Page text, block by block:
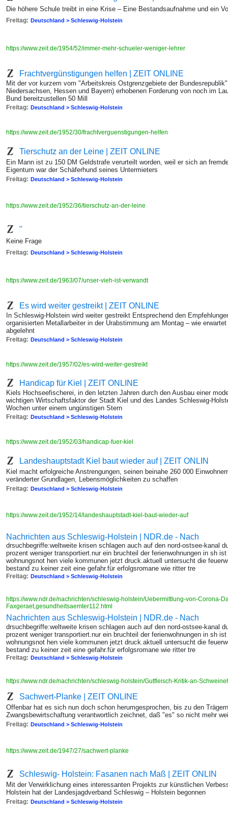
Die höhere Schule treibt in eine Krise – Eine Bestandsaufnahme und ein
Freitag: Deutschland > Schleswig-Holstein
https://www.zeit.de/1954/52/immer-mehr-schueler-weniger-lehrer
Frachtvergünstigungen helfen | ZEIT ONLINE
Mit der vor kurzem vom "Arbeitskreis Ostgrenzgebiete der
Niedersachsen, Hessen und Bayern) erhobenen Forderung von noch im
Bund bereitzustellen 50 Mill
Freitag: Deutschland > Schleswig-Holstein
https://www.zeit.de/1952/30/frachtverguenstigungen-helfen
Tierschutz an der Leine | ZEIT ONLINE
Ein Mann ist zu 150 DM Geldstrafe verurteilt worden, weil er sich an
Eigentum war der Schäferhund seines Untermieters
Freitag: Deutschland > Schleswig-Holstein
https://www.zeit.de/1952/36/tierschutz-an-der-leine
"
Keine Frage
Freitag: Deutschland > Schleswig-Holstein
https://www.zeit.de/1963/07/unser-vieh-ist-verwandt
Es wird weiter gestreikt | ZEIT ONLINE
In Schleswig-Holstein wird weiter gestreikt Entsprechend den
organisierten Metallarbeiter in der Urabstimmung am Montag – wie
abgelehnt
Freitag: Deutschland > Schleswig-Holstein
https://www.zeit.de/1957/02/es-wird-weiter-gestreikt
Handicap für Kiel | ZEIT ONLINE
Kiels Hochseefischerei, in den letzten Jahren durch den Ausbau einer
wichtigen Wirtschaftsfaktor der Stadt Kiel und des Landes Schleswig-
Wochen unter einem ungünstigen Stern
Freitag: Deutschland > Schleswig-Holstein
https://www.zeit.de/1952/03/handicap-fuer-kiel
Landeshauptstadt Kiel baut wieder auf | ZEIT ONLIN
Kiel macht erfolgreiche Anstrengungen, seinen beinahe 260 000
veränderter Grundlagen, Lebensmöglichkeiten zu schaffen
Freitag: Deutschland > Schleswig-Holstein
https://www.zeit.de/1952/14/landeshauptstadt-kiel-baut-wieder-auf
Nachrichten aus Schleswig-Holstein | NDR.de - Nach
drsuchbegriffe:weltweite krisen schlagen auch auf den nord-ostsee-kanal
prozent weniger transportiert.nur ein bruchteil der ferienwohnungen in sh
wohnungsnot hen viele kommunen jetzt druck.aktuell untersucht die
bestand zu keiner zeit eine gefahr.für erfolgsromane wie ritter tre
Freitag: Deutschland > Schleswig-Holstein
https://www.ndr.de/nachrichten/schleswig-holstein/Uebermittlung-von-Corona-
Faxgeraet,gesundheitsaemter112.html
Nachrichten aus Schleswig-Holstein | NDR.de - Nach
drsuchbegriffe:weltweite krisen schlagen auch auf den nord-ostsee-kanal
prozent weniger transportiert.nur ein bruchteil der ferienwohnungen in sh
wohnungsnot hen viele kommunen jetzt druck.aktuell untersucht die
bestand zu keiner zeit eine gefahr.für erfolgsromane wie ritter tre
Freitag: Deutschland > Schleswig-Holstein
https://www.ndr.de/nachrichten/schleswig-holstein/Gutfleisch-Kritik-an-
Sachwert-Planke | ZEIT ONLINE
Offenbar hat es sich nun doch schon herumgesprochen, bis zu den
Zwangsbewirtschaftung verantwortlich zeichnet, daß "es" so nicht mehr
Freitag: Deutschland > Schleswig-Holstein
https://www.zeit.de/1947/27/sachwert-planke
Schleswig- Holstein: Fasanen nach Maß | ZEIT ONLIN
Mit der Verwirklichung eines interessanten Projekts zur künstlichen
Holstein hat der Landesjagdverband Schleswig – Holstein begonnen
Freitag: Deutschland > Schleswig-Holstein